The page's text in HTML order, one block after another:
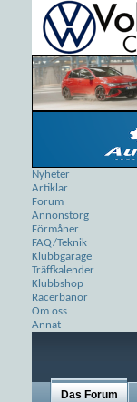
Nyheter
Artiklar
Forum
Annonstorg
Förmåner
FAQ/Teknik
Klubbgarage
Träffkalender
Klubbshop
Racerbanor
Om oss
Annat
Das Forum